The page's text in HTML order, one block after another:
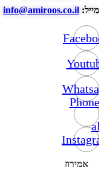
מייל: info@amiroos.co.il
Phone-
alt
אמירוז